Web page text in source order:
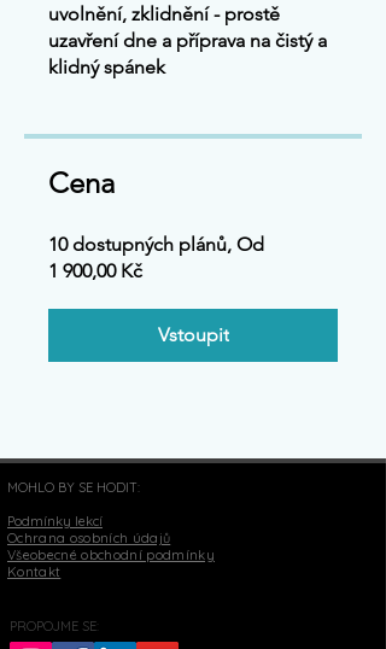
uvolnění, zklidnění - prostě
uzavření dne a příprava na čistý a
klidný spánek
Cena
10 dostupných plánů, Od
1 900,00 Kč
Vstoupit
MOHLO BY SE HODIT:
Podmínky lekcí
Ochrana osobních údajů
Všeobecné obchodní podmínky
Kontakt
PROPOJME SE: